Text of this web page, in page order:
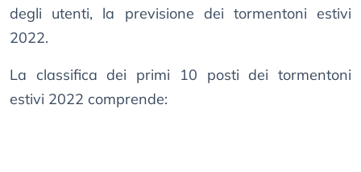
degli utenti, la previsione dei tormentoni estivi
2022.
La classifica dei primi 10 posti dei tormentoni
estivi 2022 comprende: